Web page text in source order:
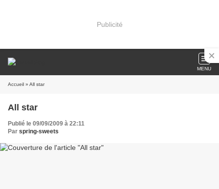
Publicité
MENU
Accueil » All star
All star
Publié le 09/09/2009 à 22:11
Par spring-sweets